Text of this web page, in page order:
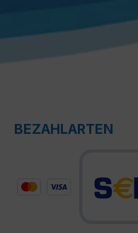
BEZAHLARTEN